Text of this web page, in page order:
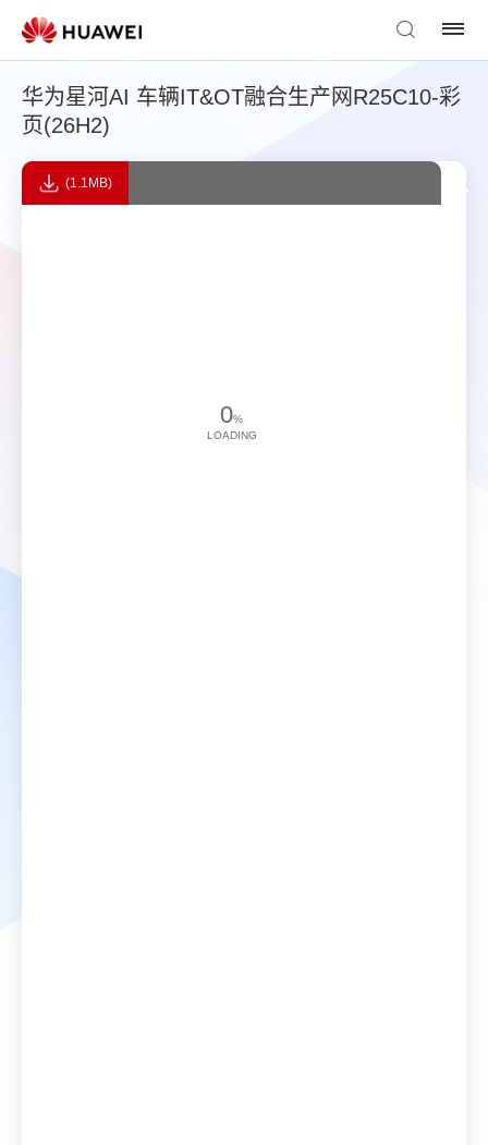
华为星河AI 车辆IT&OT融合生产网R25C10-彩
页(26H2)
(1.1MB)
0%
LOADING